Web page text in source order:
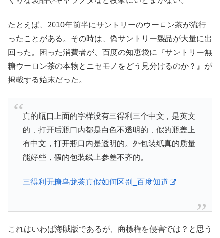
たとえば、2010年前半にサントリーのウーロン茶が流行
ったことがある。その時は、偽サントリー製品が大量に出
回った。困った消費者が、百度の知恵袋に『サントリー無
糖ウーロン茶の本物とニセモノをどう見分けるのか？』が
掲載する始末だった。
真的瓶口上面的字样没有三得利三个中文，是英文
的，打开后瓶口内都是白色不透明的，假的瓶盖上
有中文，打开瓶口内是透明的。外包装纸真的质量
能好些，假的包装线上参差不齐的。
三得利无糖乌龙茶真假如何区别_百度知道
これはいわば海賊版であるが、商標権を侵害では？と思う